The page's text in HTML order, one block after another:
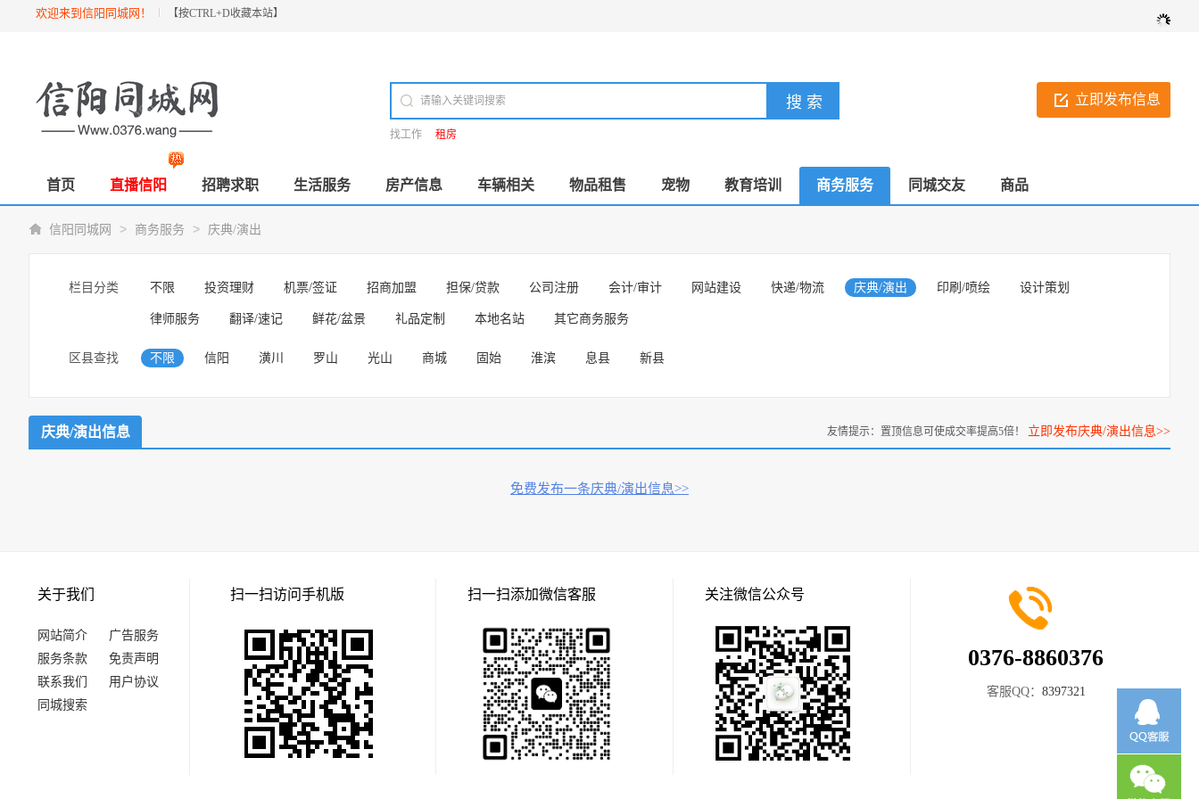
欢迎来到信阳同城网！ 【按CTRL+D收藏本站】
立即发布信息
找工作 租房
首页 直播信阳 招聘求职 生活服务 房产信息 车辆相关 物品租售 宠物 教育培训 商务服务 同城交友 商品
信阳同城网 > 商务服务 > 庆典/演出
栏目分类 不限 投资理财 机票/签证 招商加盟 担保/贷款 公司注册 会计/审计 网站建设 快递/物流 庆典/演出 印刷/喷绘 设计策划
律师服务 翻译/速记 鲜花/盆景 礼品定制 本地名站 其它商务服务
区县查找 不限 信阳 潢川 罗山 光山 商城 固始 淮滨 息县 新县
庆典/演出信息 友情提示：置顶信息可使成交率提高5倍！ 立即发布庆典/演出信息>>
免费发布一条庆典/演出信息>>
关于我们
网站简介
广告服务
服务条款
免责声明
联系我们
用户协议
同城搜索
扫一扫访问手机版 扫一扫添加微信客服 关注微信公众号
0376-8860376
客服QQ： 8397321